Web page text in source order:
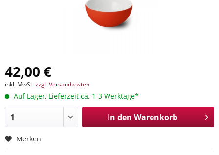
42,00 €
inkl. MwSt.zzgl. Versandkosten
Auf Lager, Lieferzeit ca. 1-3 Werktage*
In den Warenkorb
Merken